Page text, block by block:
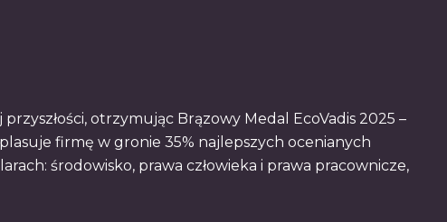
otrzymując Brązowy Medal EcoVadis 2025 –
firmę w gronie 35% najlepszych ocenianych
środowisko, prawa człowieka i prawa pracownicze,